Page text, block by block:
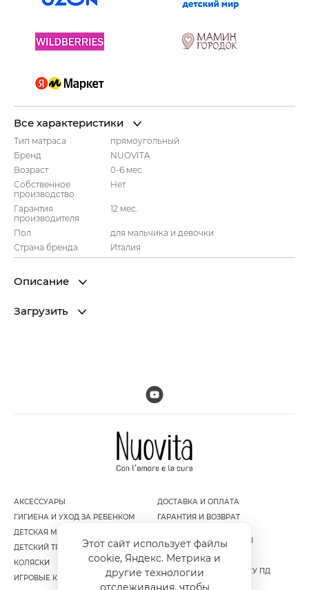
Все характеристики
Тип матраса
прямоугольный
Бренд
NUOVITA
Возраст
0-6 мес
Собственное
производство
Нет
Гарантия
производителя
12 мес.
Пол
для мальчика и девочки
Страна бренда
Италия
Описание
Загрузить
АКСЕССУАРЫ
ГИГИЕНА И УХОД ЗА РЕБЕНКОМ
ДЕТСКАЯ МЕБЕЛЬ
ДЕТСКИЙ ТРАНСПОРТ
КОЛЯСКИ
ИГРОВЫЕ КОМПЛЕКСЫ
ДОСТАВКА И ОПЛАТА
ГАРАНТИЯ И ВОЗВРАТ
КОНФИДЕНЦИАЛЬНОСТИ
ПУБЛИЧНАЯ ОФЕРТА
СОГЛАСИЕ НА ОБРАБОТКУ ПД
Этот сайт использует файлы
cookie, Яндекс. Метрика и
другие технологии
отслеживания, чтобы